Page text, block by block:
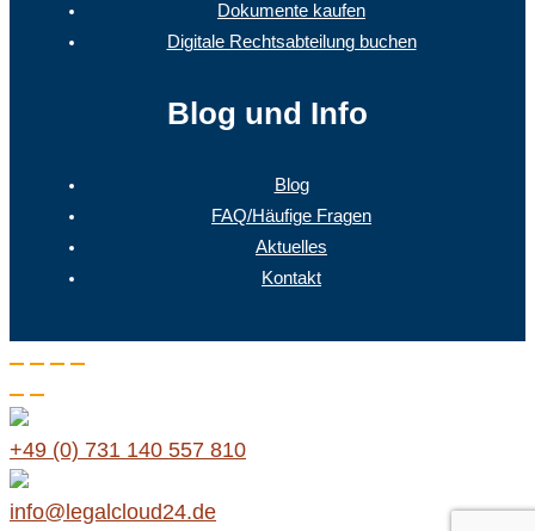
Dokumente kaufen
Digitale Rechtsabteilung buchen
Blog und Info
Blog
FAQ/Häufige Fragen
Aktuelles
Kontakt
+49 (0) 731 140 557 810
info@legalcloud24.de